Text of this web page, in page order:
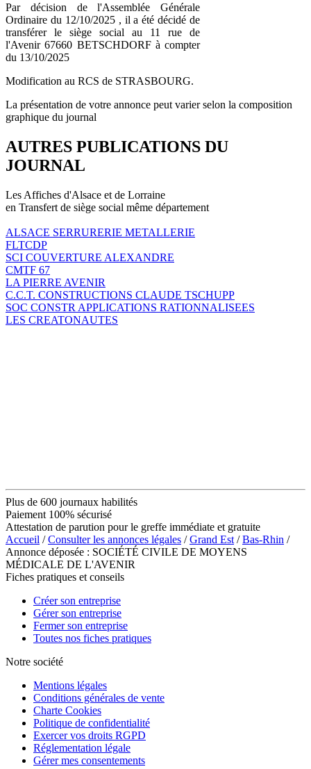
Par décision de l'Assemblée Générale
Ordinaire du 12/10/2025 , il a été décidé de
transférer le siège social au 11 rue de
l'Avenir 67660 BETSCHDORF à compter
du 13/10/2025
Modification au RCS de STRASBOURG.
La présentation de votre annonce peut varier selon la composition
graphique du journal
AUTRES PUBLICATIONS DU
JOURNAL
Les Affiches d'Alsace et de Lorraine
en Transfert de siège social même département
ALSACE SERRURERIE METALLERIE
FLTCDP
SCI COUVERTURE ALEXANDRE
CMTF 67
LA PIERRE AVENIR
C.C.T. CONSTRUCTIONS CLAUDE TSCHUPP
SOC CONSTR APPLICATIONS RATIONNALISEES
LES CREATONAUTES
Plus de 600 journaux habilités
Paiement 100% sécurisé
Attestation de parution pour le greffe immédiate et gratuite
Accueil /Consulter les annonces légales /Grand Est /Bas-Rhin /
Annonce déposée : SOCIÉTÉ CIVILE DE MOYENS
MÉDICALE DE L'AVENIR
Fiches pratiques et conseils
Créer son entreprise
Gérer son entreprise
Fermer son entreprise
Toutes nos fiches pratiques
Notre société
Mentions légales
Conditions générales de vente
Charte Cookies
Politique de confidentialité
Exercer vos droits RGPD
Réglementation légale
Gérer mes consentements